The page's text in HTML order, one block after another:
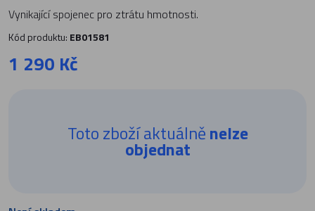
Vynikající spojenec pro ztrátu hmotnosti.
Kód produktu: EB01581
1 290 Kč
Toto zboží aktuálněnelze
objednat